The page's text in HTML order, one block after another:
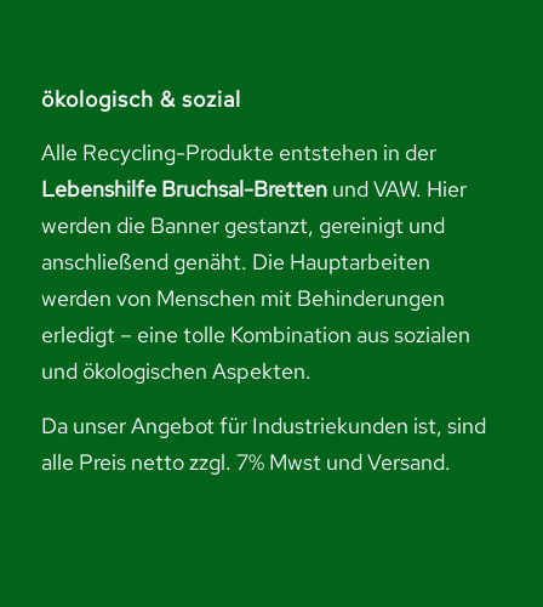
ökologisch & sozial
Alle Recycling-Produkte entstehen in der
Lebenshilfe Bruchsal-Bretten und VAW. Hier
werden die Banner gestanzt, gereinigt und
anschließend genäht. Die Hauptarbeiten
werden von Menschen mit Behinderungen
erledigt – eine tolle Kombination aus sozialen
und ökologischen Aspekten.
Da unser Angebot für Industriekunden ist, sind
alle Preis netto zzgl. 7% Mwst und Versand.